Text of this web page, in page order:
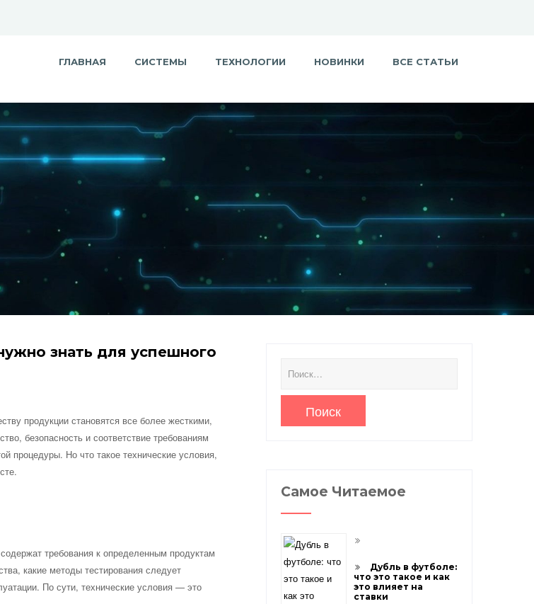
ГЛАВНАЯ СИСТЕМЫ ТЕХНОЛОГИИ НОВИНКИ ВСЕ СТАТЬИ
знать для успешного
продукции становятся все более жесткими,
безопасность и соответствие требованиям
процедуры. Но что такое технические условия,
требования к определенным продуктам
какие методы тестирования следует
По сути, технические условия — это
Самое Читаемое
Дубль в футболе:
что это такое и как
это влияет на
ставки